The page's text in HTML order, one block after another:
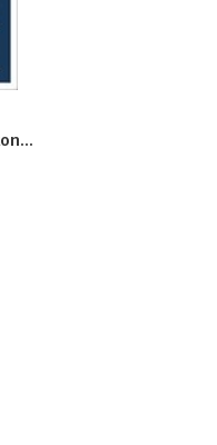
Informatieautonomie